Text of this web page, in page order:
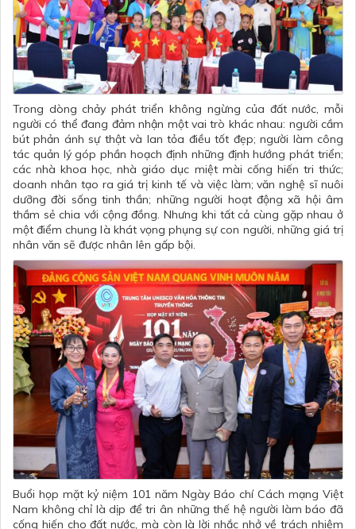
Trong dòng chảy phát triển không ngừng của đất nước, mỗi
người có thể đang đảm nhận một vai trò khác nhau: người cầm
bút phản ánh sự thật và lan tỏa điều tốt đẹp; người làm công
tác quản lý góp phần hoạch định những định hướng phát triển;
các nhà khoa học, nhà giáo dục miệt mài cống hiến tri thức;
doanh nhân tạo ra giá trị kinh tế và việc làm; văn nghệ sĩ nuôi
dưỡng đời sống tinh thần; những người hoạt động xã hội âm
thầm sẻ chia với cộng đồng. Nhưng khi tất cả cùng gặp nhau ở
một điểm chung là khát vọng phụng sự con người, những giá trị
nhân văn sẽ được nhân lên gấp bội.
Buổi họp mặt kỷ niệm 101 năm Ngày Báo chí Cách mạng Việt
Nam không chỉ là dịp để tri ân những thế hệ người làm báo đã
cống hiến cho đất nước, mà còn là lời nhắc nhở về trách nhiệm